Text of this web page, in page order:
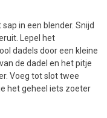
in een blender. Snijd
Lepel het
dadels door een kleine
de dadel en het pitje
Voeg tot slot twee
het geheel iets zoeter